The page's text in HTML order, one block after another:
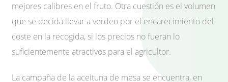
mejores calibres en el fruto. Otra cuestión es el volumen
que se decida llevar a verdeo por el encarecimiento del
coste en la recogida, si los precios no fueran lo
suficientemente atractivos para el agricultor.
La campaña de la aceituna de mesa se encuentra, en